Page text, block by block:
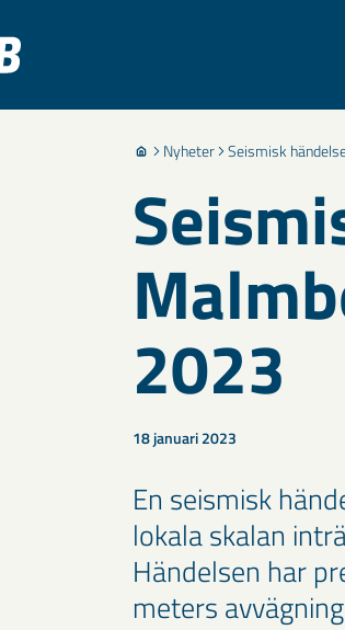
Nyheter Seismisk
2023
18 januari 2023
En seismisk
lokala skalan
Händelsen har
meters